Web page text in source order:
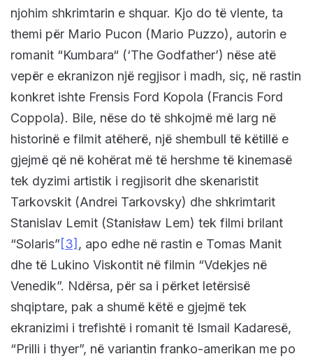
njohim shkrimtarin e shquar. Kjo do të vlente, ta
themi për Mario Pucon (Mario Puzzo), autorin e
romanit “Kumbara“ (‘The Godfather’) nëse atë
vepër e ekranizon një regjisor i madh, siç, në rastin
konkret ishte Frensis Ford Kopola (Francis Ford
Coppola). Bile, nëse do të shkojmë më larg në
historinë e filmit atëherë, një shembull të këtillë e
gjejmë që në kohërat më të hershme të kinemasë
tek dyzimi artistik i regjisorit dhe skenaristit
Tarkovskit (Andrei Tarkovsky) dhe shkrimtarit
Stanislav Lemit (Stanisław Lem) tek filmi brilant
“Solaris”[3] , apo edhe në rastin e Tomas Manit
dhe të Lukino Viskontit në filmin “Vdekjes në
Venedik”. Ndërsa, për sa i përket letërsisë
shqiptare, pak a shumë këtë e gjejmë tek
ekranizimi i trefishtë i romanit të Ismail Kadaresë,
“Prilli i thyer”, në variantin franko-amerikan me po